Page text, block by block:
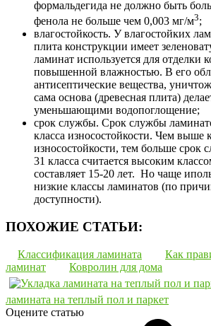
формальдегида не должно быть
фенола не больше чем 0,003 мг/м3;
влагостойкость. У влагостойких
плита конструкции имеет
ламинат используется для отделки
повышенной влажностью. В его
антисептические вещества,
сама основа (древесная плита)
уменьшающими водопоглощение;
срок службы. Срок службы
класса износостойкости. Чем выше
износостойкости, тем больше срок
31 класса считается высоким
составляет 15-20 лет. Но чаще
низкие классы ламинатов (по
доступности).
ПОХОЖИЕ СТАТЬИ:
Классификация ламината
Как
ламинат
Ковролин для дома
ламината на теплый пол и паркет
Оцените статью